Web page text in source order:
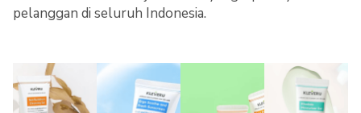
pelanggan di seluruh Indonesia.